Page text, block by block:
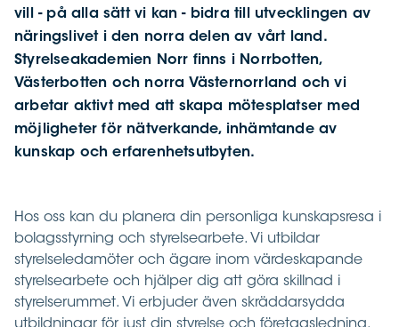
vill - på alla sätt vi kan - bidra till utvecklingen av
näringslivet i den norra delen av vårt land.
Styrelseakademien Norr finns i Norrbotten,
Västerbotten och norra Västernorrland och vi
arbetar aktivt med att skapa mötesplatser med
möjligheter för nätverkande, inhämtande av
kunskap och erfarenhetsutbyten.
Hos oss kan du planera din personliga kunskapsresa i
bolagsstyrning och styrelsearbete. Vi utbildar
styrelseledamöter och ägare inom värdeskapande
styrelsearbete och hjälper dig att göra skillnad i
styrelserummet. Vi erbjuder även skräddarsydda